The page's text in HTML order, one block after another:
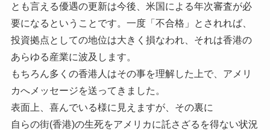
とも言える優遇の更新は今後、米国による年次審査が必
要になるということです。一度「不合格」とされれば、
投資拠点としての地位は大きく損なわれ、それは香港の
あらゆる産業に波及します。
もちろん多くの香港人はその事を理解した上で、アメリ
カへメッセージを送ってきました。
表面上、喜んでいる様に見えますが、その裏に
自らの街(香港)の生死をアメリカに託さざるを得ない状況